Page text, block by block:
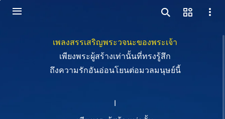
เพลงสรรเสริญพระวจนะของพระเจ้า
เพียงพระผู้สร้างเท่านั้นที่ทรงรู้สึก
ถึงความรักอันอ่อนโยนต่อมวลมนุษย์นี้
I